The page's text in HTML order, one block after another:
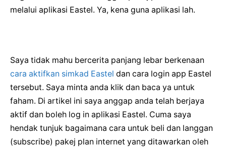
melalui aplikasi Eastel. Ya, kena guna aplikasi lah.
Saya tidak mahu bercerita panjang lebar berkenaan
cara aktifkan simkad Eastel dan cara login app Eastel
tersebut. Saya minta anda klik dan baca ya untuk
faham. Di artikel ini saya anggap anda telah berjaya
aktif dan boleh log in aplikasi Eastel. Cuma saya
hendak tunjuk bagaimana cara untuk beli dan langgan
(subscribe) pakej plan internet yang ditawarkan oleh